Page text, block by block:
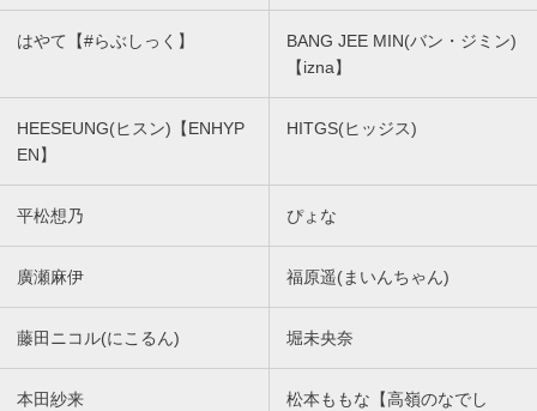
はやて【#らぶしっく】
BANG JEE MIN(バン・ジミン)
【izna】
HEESEUNG(ヒスン)【ENHYP
EN】
HITGS(ヒッジス)
平松想乃 ぴょな
廣瀬麻伊 福原遥(まいんちゃん)
藤田ニコル(にこるん) 堀未央奈
本田紗来
松本ももな【高嶺のなでし